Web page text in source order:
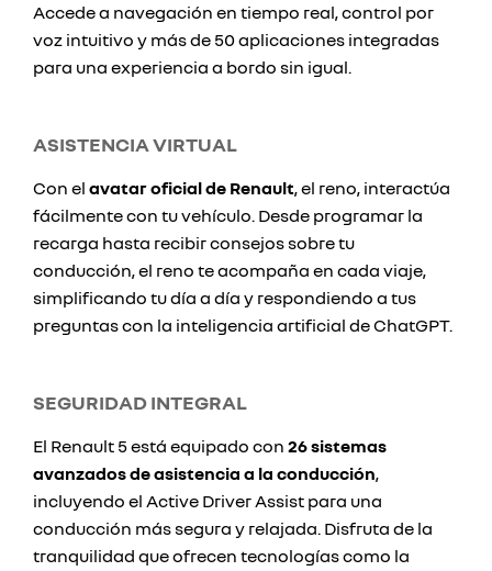
Accede a navegación en tiempo real, control por
voz intuitivo y más de 50 aplicaciones integradas
para una experiencia a bordo sin igual.
ASISTENCIA VIRTUAL
Con el avatar oficial de Renault, el reno, interactúa
fácilmente con tu vehículo. Desde programar la
recarga hasta recibir consejos sobre tu
conducción, el reno te acompaña en cada viaje,
simplificando tu día a día y respondiendo a tus
preguntas con la inteligencia artificial de ChatGPT.
SEGURIDAD INTEGRAL
El Renault 5 está equipado con 26 sistemas
avanzados de asistencia a la conducción,
incluyendo el Active Driver Assist para una
conducción más segura y relajada. Disfruta de la
tranquilidad que ofrecen tecnologías como la